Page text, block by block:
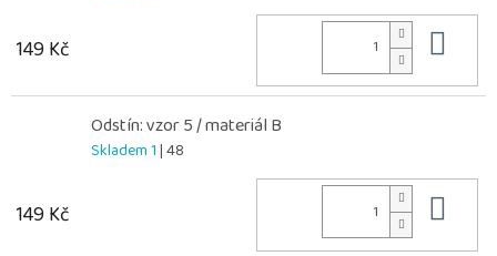
149 Kč
Odstín: vzor 5 / materiál B
Skladem 1| 48
149 Kč